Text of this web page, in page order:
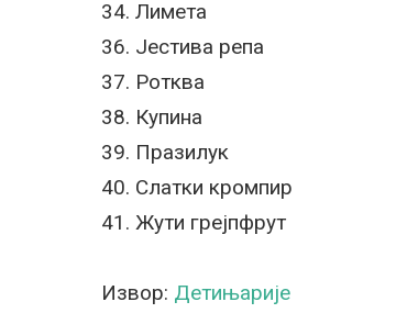
34. Лимета
36. Јестива репа
37. Ротква
38. Купина
39. Празилук
40. Слатки кромпир
41. Жути грејпфрут
Извор: Детињарије